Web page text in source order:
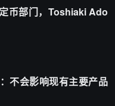
币部门，Toshiaki Ado
不会影响现有主要产品